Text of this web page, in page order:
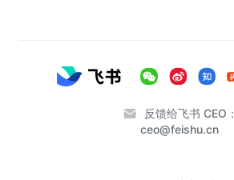
反馈给飞书 CEO：
ceo@feishu.cn